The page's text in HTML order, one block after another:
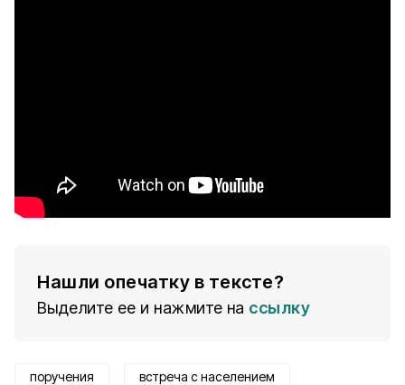
Нашли опечатку в тексте?
Выделите ее и нажмите на ссылку
поручения встреча с населением